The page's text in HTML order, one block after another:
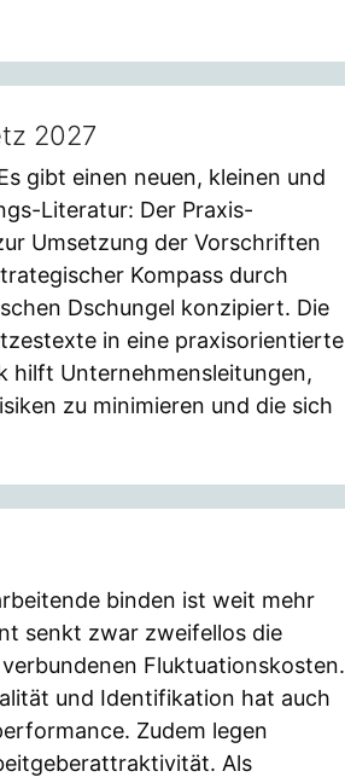
2027
Es gibt einen neuen, kleinen und
Literatur: Der Praxis-
Umsetzung der Vorschriften
Kompass durch
Dschungel konzipiert. Die
in eine praxisorientierte
hilft Unternehmensleitungen,
zu minimieren und die sich
binden ist weit mehr
senkt zwar zweifellos die
Fluktuationskosten.
und Identifikation hat auch
Zudem legen
Als